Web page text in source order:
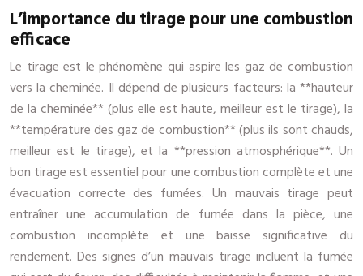
L’importance du tirage pour une combustion
efficace
Le tirage est le phénomène qui aspire les gaz de combustion
vers la cheminée. Il dépend de plusieurs facteurs: la **hauteur
de la cheminée** (plus elle est haute, meilleur est le tirage), la
**température des gaz de combustion** (plus ils sont chauds,
meilleur est le tirage), et la **pression atmosphérique**. Un
bon tirage est essentiel pour une combustion complète et une
évacuation correcte des fumées. Un mauvais tirage peut
entraîner une accumulation de fumée dans la pièce, une
combustion incomplète et une baisse significative du
rendement. Des signes d’un mauvais tirage incluent la fumée